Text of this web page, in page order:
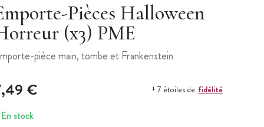
Pièces Halloween
(x3) PME
pièce main, tombe et Frankenstein
€ + 7 étoiles de fidélité
En stock